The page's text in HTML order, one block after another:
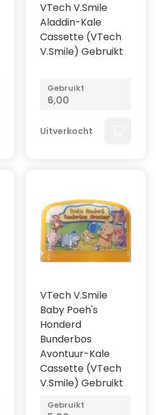
VTech V.Smile
Aladdin-Kale
Cassette (VTech
V.Smile) Gebruikt
Gebruikt
6,00
Uitverkocht
VTech V.Smile
Baby Poeh's
Honderd
Bunderbos
Avontuur-Kale
Cassette (VTech
V.Smile) Gebruikt
Gebruikt